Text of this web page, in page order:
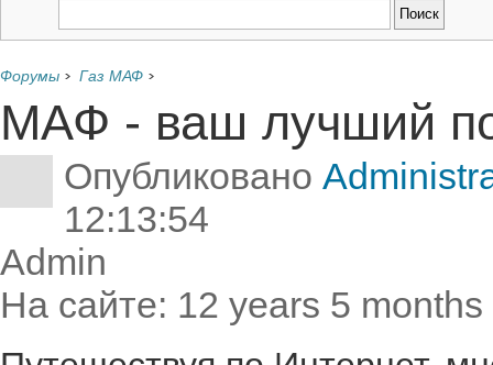
Форумы Газ МАФ
МАФ - ваш лучший
Опубликовано
12:13:54
Admin
На сайте: 12 years 5 months